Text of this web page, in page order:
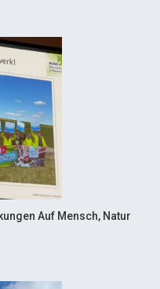
Auf Mensch, Natur